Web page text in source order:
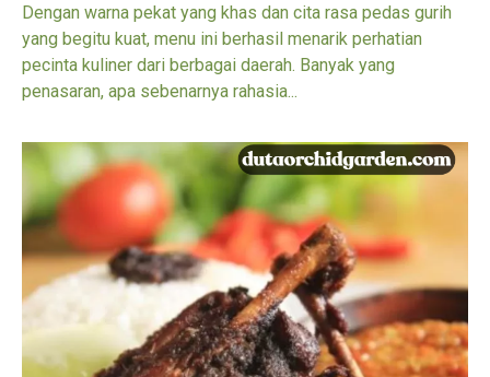
Dengan warna pekat yang khas dan cita rasa pedas gurih
yang begitu kuat, menu ini berhasil menarik perhatian
pecinta kuliner dari berbagai daerah. Banyak yang
penasaran, apa sebenarnya rahasia...